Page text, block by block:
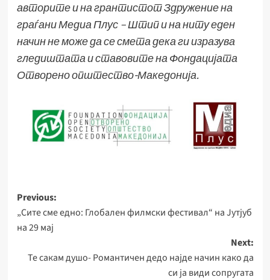
авторите и на грантистот Здружение на
граѓани Медиа Плус – Штип и на ниту еден
начин не може да се смета дека ги изразува
гледиштата и ставовите на Фондацијата
Отворено општество-Македонија.
Post
navigation
Previous:
„Сите сме едно: Глобален филмски фестивал“ на Јутјуб
на 29 мај
Next:
Те сакам душо- Романтичен дедо најде начин како да
си ја види сопругата